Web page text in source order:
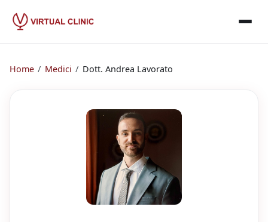
Home / Medici / Dott. Andrea Lavorato